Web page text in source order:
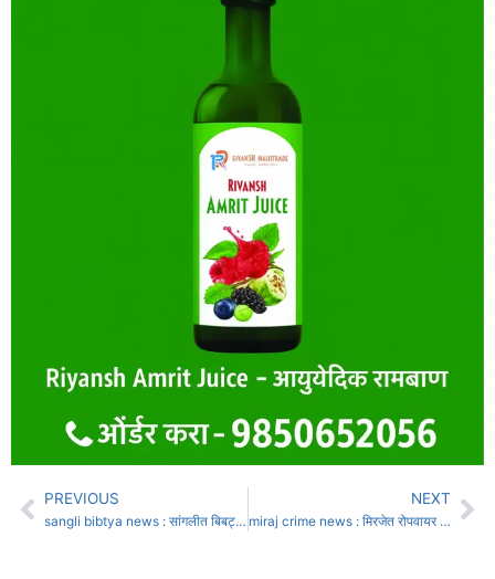
PREVIOUS
sangli bibtya news : सांगलीत बिबट्या दिसल्याने खळबळ वनविभागाकडून शोध मोहीम; पायाच्या ठसे आढळले
NEXT
miraj crime news : मिरजेत रोपवायर कुलूपाचा फास — एका चिमुकल्याचा उमलताना तुटलेला जीवनप्रवाह